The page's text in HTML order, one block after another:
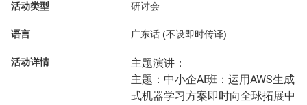
活动类型 研讨会
语言 广东话 (不设即时传译)
活动详情
主题演讲：
主题：中小企AI班：运用AWS生成
式机器学习方案即时向全球拓展中